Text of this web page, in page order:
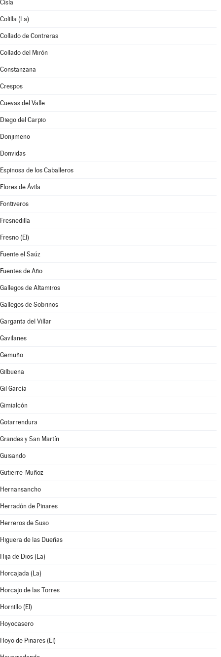
Cisla
Colilla (La)
Collado de Contreras
Collado del Mirón
Constanzana
Crespos
Cuevas del Valle
Diego del Carpio
Donjimeno
Donvidas
Espinosa de los Caballeros
Flores de Ávila
Fontiveros
Fresnedilla
Fresno (El)
Fuente el Saúz
Fuentes de Año
Gallegos de Altamiros
Gallegos de Sobrinos
Garganta del Villar
Gavilanes
Gemuño
Gilbuena
Gil García
Gimialcón
Gotarrendura
Grandes y San Martín
Guisando
Gutierre-Muñoz
Hernansancho
Herradón de Pinares
Herreros de Suso
Higuera de las Dueñas
Hija de Dios (La)
Horcajada (La)
Horcajo de las Torres
Hornillo (El)
Hoyocasero
Hoyo de Pinares (El)